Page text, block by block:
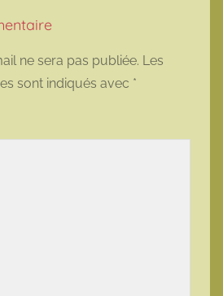
ne sera pas publiée. Les
sont indiqués avec *